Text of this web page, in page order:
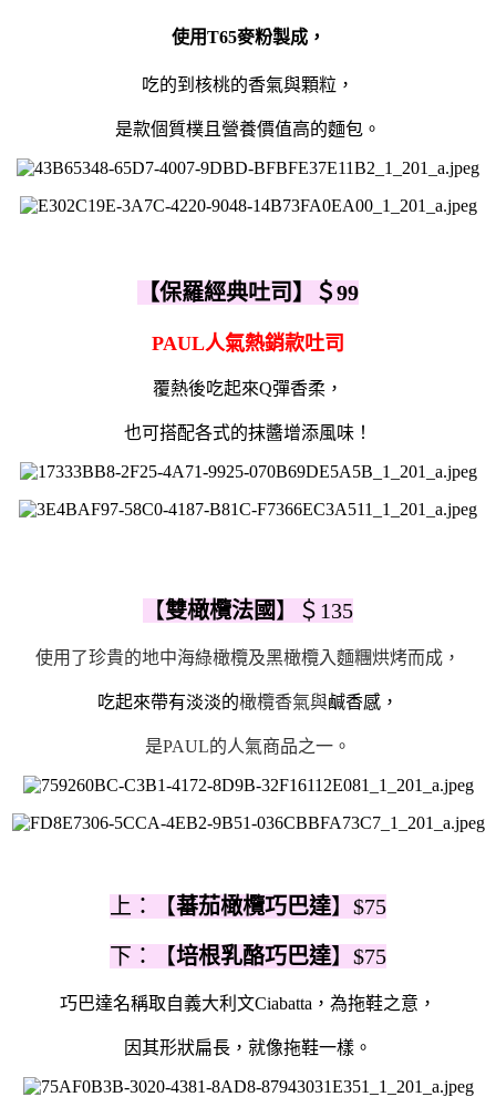
使用T65麥粉製成，
吃的到核桃的香氣與顆粒，
是款個質樸且營養價值高的麵包。
【保羅經典吐司】 ＄99
PAUL人氣熱銷款吐司
覆熱後吃起來Q彈香柔，
也可搭配各式的抹醬增添風味！
【雙橄欖法國 】＄135
使用了珍貴的地中海綠橄欖及黑橄欖入麵糰烘烤而成，
吃起來帶有淡淡的橄欖香氣與鹹香感，
是PAUL的人氣商品之一。
上：【蕃茄橄欖巧巴達】$75
下：【培根乳酪巧巴達】$75
巧巴達名稱取自義大利文Ciabatta，為拖鞋之意，
因其形狀扁長，就像拖鞋一樣。